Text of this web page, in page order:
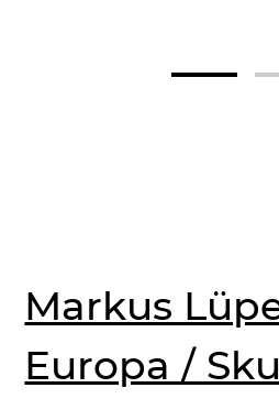
Markus
Europa /